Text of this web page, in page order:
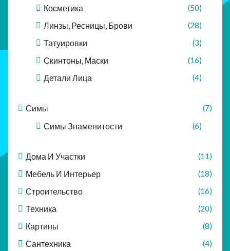
Косметика (50)
Линзы, Ресницы, Брови (28)
Татуировки (3)
Скинтоны, Маски (16)
Детали Лица (4)
Симы (7)
Симы Знаменитости (6)
Дома И Участки (11)
Мебель И Интерьер (18)
Строительство (16)
Техника (20)
Картины (8)
Сантехника (4)